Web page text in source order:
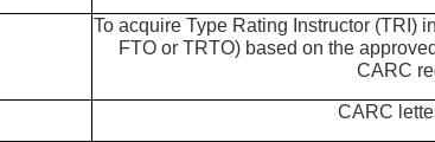
To acquire Type Rating Instructor (TRI)
FTO or TRTO) based on the
CARC